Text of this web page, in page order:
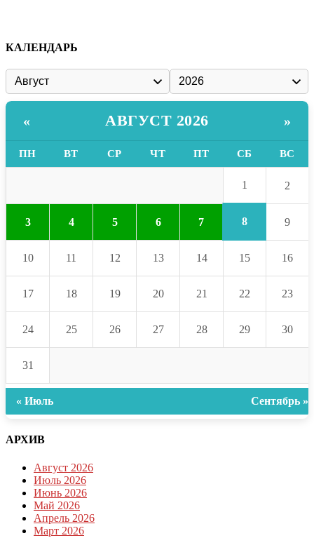
КАЛЕНДАРЬ
« АВГУСТ 2026 »
ПН ВТ СР ЧТ ПТ СБ ВС
1 2
3 4 5 6 7 8 9
10 11 12 13 14 15 16
17 18 19 20 21 22 23
24 25 26 27 28 29 30
31
« Июль Сентябрь »
АРХИВ
Август 2026
Июль 2026
Июнь 2026
Май 2026
Апрель 2026
Март 2026